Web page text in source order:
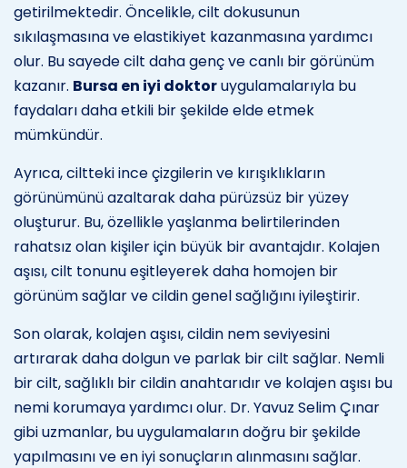
getirilmektedir. Öncelikle, cilt dokusunun
sıkılaşmasına ve elastikiyet kazanmasına yardımcı
olur. Bu sayede cilt daha genç ve canlı bir görünüm
kazanır. Bursa en iyi doktoruygulamalarıyla bu
faydaları daha etkili bir şekilde elde etmek
mümkündür.
Ayrıca, ciltteki ince çizgilerin ve kırışıklıkların
görünümünü azaltarak daha pürüzsüz bir yüzey
oluşturur. Bu, özellikle yaşlanma belirtilerinden
rahatsız olan kişiler için büyük bir avantajdır. Kolajen
aşısı, cilt tonunu eşitleyerek daha homojen bir
görünüm sağlar ve cildin genel sağlığını iyileştirir.
Son olarak, kolajen aşısı, cildin nem seviyesini
artırarak daha dolgun ve parlak bir cilt sağlar. Nemli
bir cilt, sağlıklı bir cildin anahtarıdır ve kolajen aşısı bu
nemi korumaya yardımcı olur. Dr. Yavuz Selim Çınar
gibi uzmanlar, bu uygulamaların doğru bir şekilde
yapılmasını ve en iyi sonuçların alınmasını sağlar.